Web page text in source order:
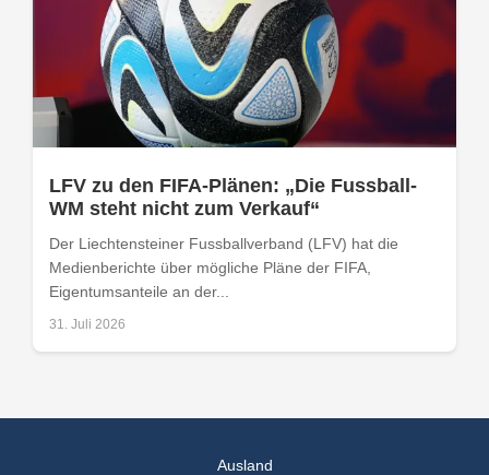
LFV zu den FIFA-Plänen: „Die Fussball-
WM steht nicht zum Verkauf“
Der Liechtensteiner Fussballverband (LFV) hat die
Medienberichte über mögliche Pläne der FIFA,
Eigentumsanteile an der...
31. Juli 2026
Ausland